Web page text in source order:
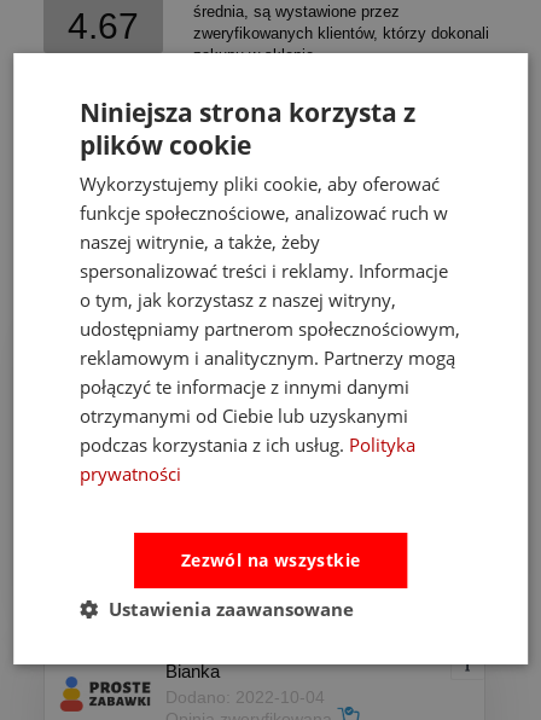
4.67
średnia, są wystawione przez
zweryfikowanych klientów, którzy dokonali
zakupu w sklepie.
4
3
2
1
ciocia
Dodano: 2023-05-26
Opinia zweryfikowana
Ocena:
Ocena sklepu:
zabawka dopasowana do wieku dziecka, fantastyczne
wykonanie i uśmiech dziecka to 100% zadowolony klient
Bianka
Dodano: 2022-10-04
Niniejsza strona korzysta z
plików cookie
Wykorzystujemy pliki cookie, aby oferować
funkcje społecznościowe, analizować ruch w
naszej witrynie, a także, żeby
spersonalizować treści i reklamy. Informacje
o tym, jak korzystasz z naszej witryny,
udostępniamy partnerom społecznościowym,
reklamowym i analitycznym. Partnerzy mogą
połączyć te informacje z innymi danymi
otrzymanymi od Ciebie lub uzyskanymi
podczas korzystania z ich usług. Polityka
prywatności
Zezwól na wszystkie
Ustawienia zaawansowane